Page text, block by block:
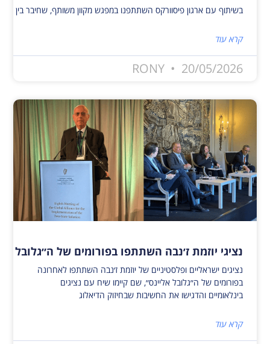
בשיתוף עם ארגון פיסוורקס השתתפנו במפגש מקוון משותף, שחיבר בין פעילי שלום ישראלים ופלסטינים לבין 40 תלמידים מבית הספר טק ואלי בניו יורק. המפגש העניק לתלמידים הזדמנות ייחודית להיחשף לאתגרים, להזדמנויות, לתקוות ולחששות
קרא עוד
RONY 20/05/2026
נציגי יוזמת ז׳נבה השתתפו בפורומים של ה״גלובל
נציגים ישראליים ופלסטיניים של יוזמת ז׳נבה השתתפו לאחרונה
בפורומים של ה״גלובל אליינס״, שם קיימו שיח עם נציגים
בינלאומיים והדגישו את החשיבות שבחיזוק הדיאלוג
קרא עוד